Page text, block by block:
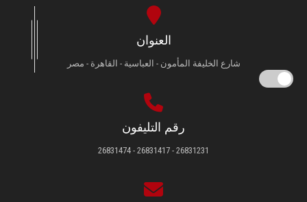
العنوان
شارع الخليفة المأمون - العباسية - القاهرة - مصر
رقم التليفون
26831231 - 26831417 - 26831474